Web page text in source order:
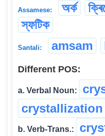
Assamese: অৰ্ক
স্ফটিক
Santali: amsam
Different POS:
a. Verbal Noun:
crystallization
b. Verb-Trans.: